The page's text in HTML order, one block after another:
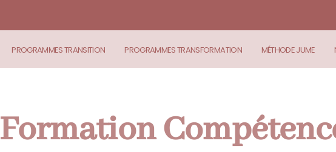
PROGRAMMES TRANSITION PROGRAMMES TRANSFORMATION MÉTHODE JUME
Formation